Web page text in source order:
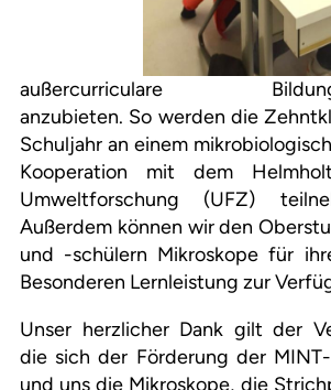
außercurriculare
anzubieten. So werden die
Schuljahr an einem
Kooperation mit dem
Umweltforschung (UFZ)
Außerdem können wir den
und -schülern Mikroskope für
Besonderen Lernleistung zur
Unser herzlicher Dank gilt der
die sich der Förderung der
und uns die Mikroskope, die